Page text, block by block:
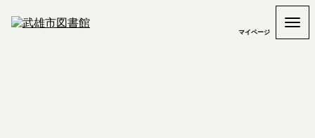
マイページ